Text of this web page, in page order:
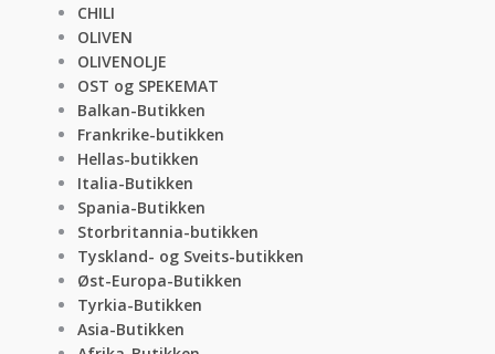
CHILI
OLIVEN
OLIVENOLJE
OST og SPEKEMAT
Balkan-Butikken
Frankrike-butikken
Hellas-butikken
Italia-Butikken
Spania-Butikken
Storbritannia-butikken
Tyskland- og Sveits-butikken
Øst-Europa-Butikken
Tyrkia-Butikken
Asia-Butikken